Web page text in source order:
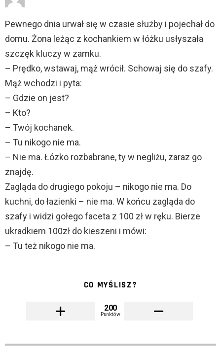
Pewnego dnia urwał się w czasie służby i pojechał do
domu. Żona leżąc z kochankiem w łóżku usłyszała
szczęk kluczy w zamku.
– Prędko, wstawaj, mąż wrócił. Schowaj się do szafy.
Mąż wchodzi i pyta:
– Gdzie on jest?
– Kto?
– Twój kochanek.
– Tu nikogo nie ma.
– Nie ma. Łózko rozbabrane, ty w negliżu, zaraz go
znajdę.
Zagląda do drugiego pokoju – nikogo nie ma. Do
kuchni, do łazienki – nie ma. W końcu zagląda do
szafy i widzi gołego faceta z 100 zł w ręku. Bierze
ukradkiem 100zł do kieszeni i mówi:
– Tu też nikogo nie ma.
CO MYŚLISZ?
200
Punktów